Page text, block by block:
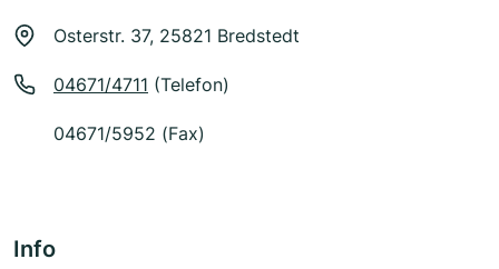
Osterstr. 37, 25821 Bredstedt
04671/4711 (Telefon)
04671/5952 (Fax)
Info